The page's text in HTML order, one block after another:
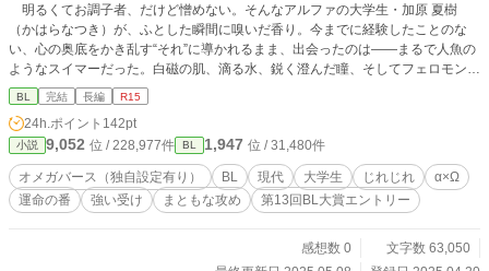
明るくてお調子者、だけど憎めない。そんなアルファの大学生・加原 夏樹
（かはらなつき）が、ふとした瞬間に嗅いだ香り。今までに経験したことのな
い、心の奥底をかき乱す“それ”に導かれるまま、出会ったのは——まるで人魚の
ようなスイマーだった。白磁の肌、滴る水、鋭く澄んだ瞳、そしてフェロモン
が、理性を吹き飛ばす。出会った瞬間、確信した。 「『運命だ』！オレと
『番』になってくれ！」 衝動のままに告げた愛の言葉。けれど……。 「運命
論者は、間に合ってますんで。」 返ってきたのは、冷たい拒絶……。 これ
は、『運命』に憧れる一途なアルファと、『運命』なんて信じない冷静なオメガ
の、正反対なふたりが織りなす、もどかしくて、熱くて、ちょっと切ない恋のは
じまり。 オメガバースという世界の中で、「個」として「愛」を選び取るた
めの物語。 彼が彼を選ぶまで。彼が彼を認めるまで。 ——『運命』が、ただ
BL 完結 長編 R15
24h.ポイント 142pt
小説 9,052 位 / 228,977件 BL 1,947 位 / 31,480件
オメガバース（独自設定有り） BL 現代 大学生 じれじれ
α×Ω
運命の番
強い受け まともな攻め 第13回BL大賞エントリー
感想数 0
文字数 63,050